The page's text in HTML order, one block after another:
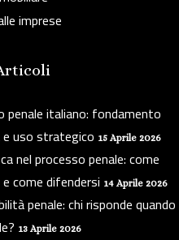
imprese
penale italiano: fondamento
uso strategico 15 Aprile 2026
nel processo penale: come
come difendersi 14 Aprile 2026
penale: chi risponde quando
13 Aprile 2026